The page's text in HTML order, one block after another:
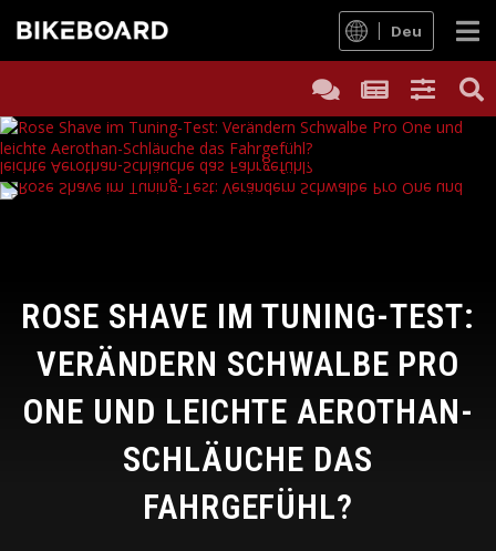
Deu
ROSE SHAVE IM TUNING-TEST:
VERÄNDERN SCHWALBE PRO
ONE UND LEICHTE AEROTHAN-
SCHLÄUCHE DAS
FAHRGEFÜHL?